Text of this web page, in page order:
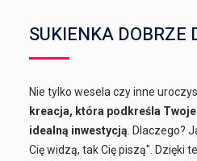
SUKIENKA DOBRZE
Nie tylko wesela czy inne
kreacja, która podkreśla
idealną inwestycją . Dlaczego?
Cię widzą, tak Cię piszą". Dzięki